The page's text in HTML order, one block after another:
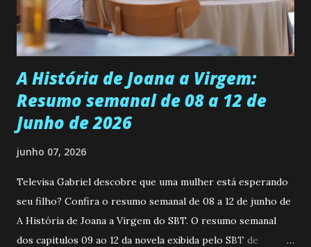
teimosa e muito persistente quando decide fazer algo.
Durante um exame ginecológico, ela é inseminada por eng...
A História de Joana a Virgem:
Resumo semanal de 08 a 12 de
Junho de 2026
junho 07, 2026
Televisa Gabriel descobre que uma mulher está esperando
seu filho? Confira o resumo semanal de 08 a 12 de junho de
A História de Joana a Virgem do SBT. O resumo semanal
dos capitulos 09 ao 12 da novela exibida pelo SBT de